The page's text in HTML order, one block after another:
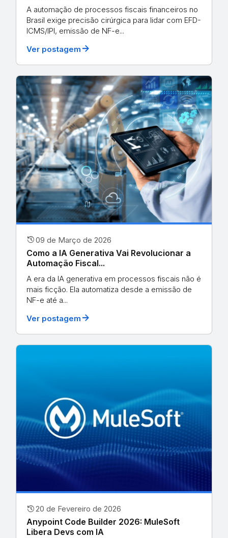
A automação de processos fiscais financeiros no
Brasil exige precisão cirúrgica para lidar com EFD-
ICMS/IPI, emissão de NF-e...
Ver postagem arrow_forward
history09 de Março de 2026
Como a IA Generativa Vai Revolucionar a
Automação Fiscal...
A era da IA generativa em processos fiscais não é
mais ficção. Ela automatiza desde a emissão de
NF-e até a...
Ver postagem arrow_forward
history20 de Fevereiro de 2026
Anypoint Code Builder 2026: MuleSoft
Libera Devs com IA